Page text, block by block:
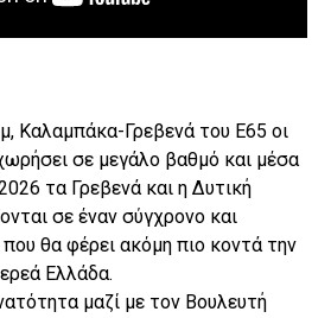
Καλαμπάκα-Γρεβενά του Ε65 οι
σε μεγάλο βαθμό και μέσα
τα Γρεβενά και η Δυτική
σε έναν σύγχρονο και
θα φέρει ακόμη πιο κοντά την
Ελλάδα.
μαζί με τον Βουλευτή